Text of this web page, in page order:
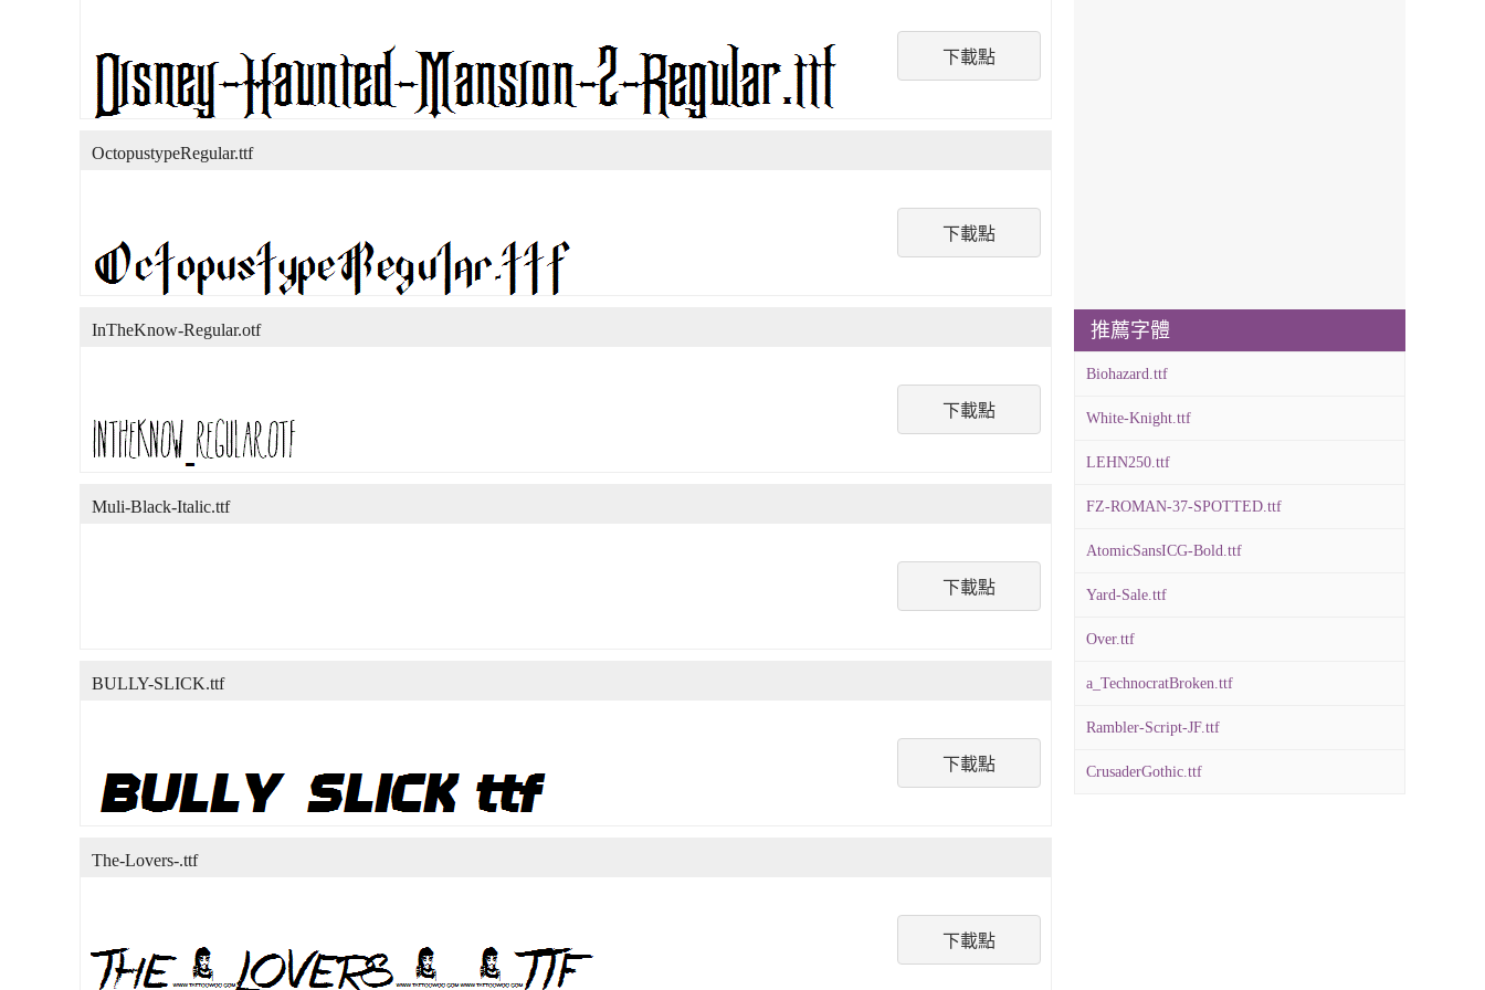
下載點
下載點
OctopustypeRegular.ttf
下載點
InTheKnow-Regular.otf
下載點
Muli-Black-Italic.ttf
下載點
BULLY-SLICK.ttf
下載點
The-Lovers-.ttf
推薦字體
Biohazard.ttf
White-Knight.ttf
LEHN250.ttf
FZ-ROMAN-37-SPOTTED.ttf
AtomicSansICG-Bold.ttf
Yard-Sale.ttf
Over.ttf
a_TechnocratBroken.ttf
Rambler-Script-JF.ttf
CrusaderGothic.ttf